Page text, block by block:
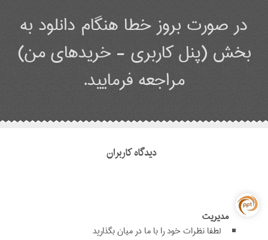
در صورت بروز خطا هنگام دانلود به
بخش (پنل کاربری - خریدهای من)
مراجعه فرمایید.
دیدگاه کاربران
مدیریت
لطفا نظرات خود را با ما در میان بگذارید